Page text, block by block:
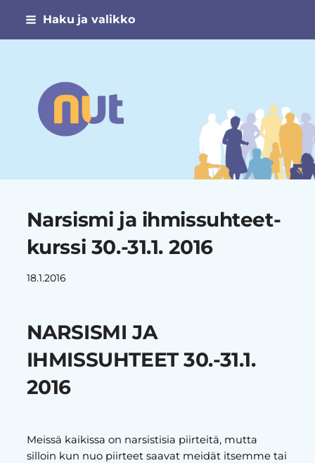
Siirry
Haku ja valikko
Narsismin uhrien tuki ry
Narsismi ja ihmissuhteet-
kurssi 30.-31.1. 2016
18.1.2016
NARSISMI JA
IHMISSUHTEET 30.-31.1.
2016
Meissä kaikissa on narsistisia piirteitä, mutta
silloin kun nuo piirteet saavat meidät itsemme tai